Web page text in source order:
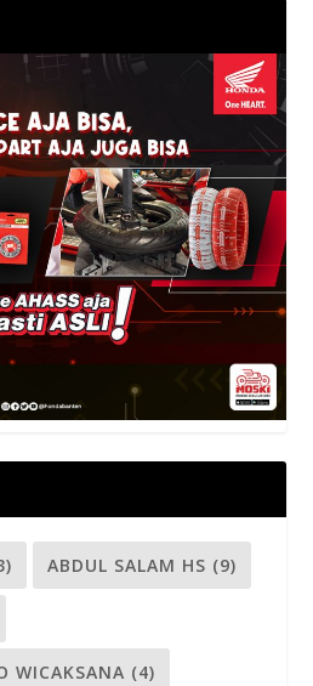
ABDUL SALAM HS (9)
WICAKSANA (4)